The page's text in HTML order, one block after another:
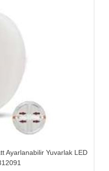
Ayarlanabilir Yuvarlak LED